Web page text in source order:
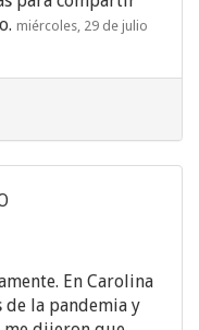
miércoles, 29 de julio
En Carolina
de la pandemia y